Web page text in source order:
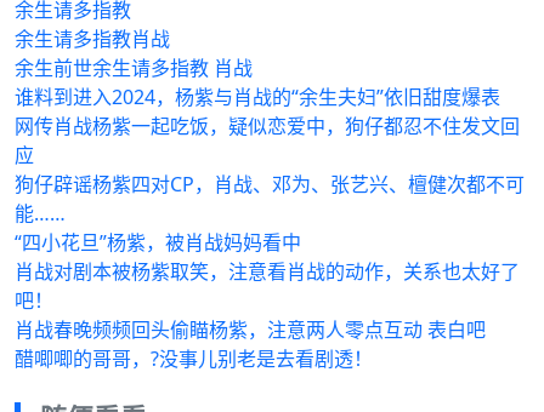
余生请多指教
余生请多指教肖战
余生前世余生请多指教 肖战
谁料到进入2024，杨紫与肖战的“余生夫妇”依旧甜度爆表
网传肖战杨紫一起吃饭，疑似恋爱中，狗仔都忍不住发文回
应
狗仔辟谣杨紫四对CP，肖战、邓为、张艺兴、檀健次都不可
能……
“四小花旦”杨紫，被肖战妈妈看中
肖战对剧本被杨紫取笑，注意看肖战的动作，关系也太好了
吧！
肖战春晚频频回头偷瞄杨紫，注意两人零点互动 表白吧
醋唧唧的哥哥，?没事儿别老是去看剧透！